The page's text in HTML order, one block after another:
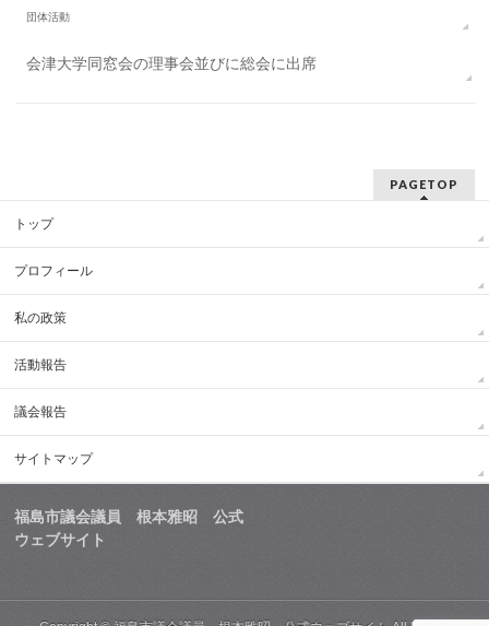
団体活動
会津大学同窓会の理事会並びに総会に出席
PAGETOP
トップ
プロフィール
私の政策
活動報告
議会報告
サイトマップ
福島市議会議員 根本雅昭 公式
ウェブサイト